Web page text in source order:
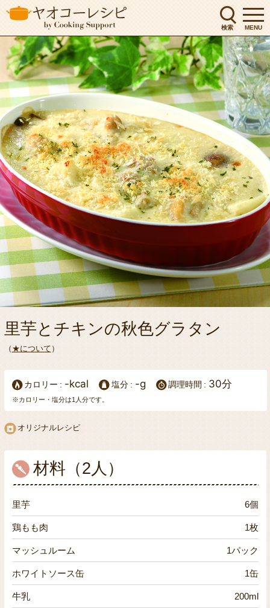
検索 MENU
里芋とチキンの秋色グラタン
（ ★について ）
カロリー -kcal 塩分 -g 調理時間 30分
※カロリー・塩分は1人分です。
オリジナルレシピ
材料（2人）
里芋 6個
鶏もも肉 1枚
マッシュルーム 1パック
ホワイトソース缶 1缶
牛乳 200ml